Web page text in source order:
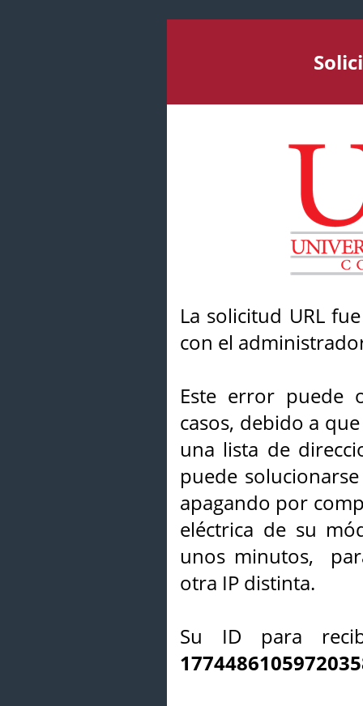
La solicitud URL
con el
Este error puede
casos, debido a
una lista de
puede
apagando por
eléctrica de su
unos minutos,
otra IP distinta.
Su ID para